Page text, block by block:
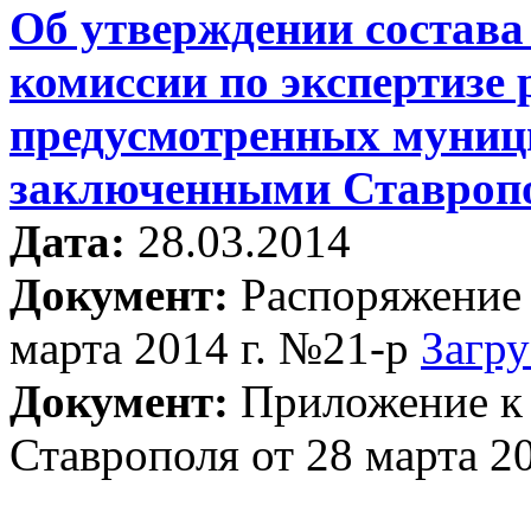
Об утверждении
комиссии по экспертизе
предусмотренных
заключенными
Дата: 28.03.2014
Документ:
марта 2014 г. №21-р
Документ: Приложение к
Ставрополя от 28 марта